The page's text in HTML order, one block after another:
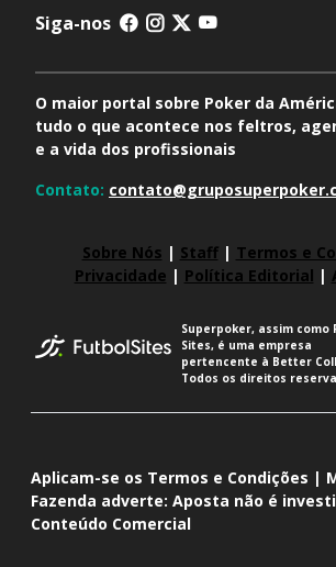
Siga-nos
O maior portal sobre Poker da
tudo o que acontece nos feltros,
e a vida dos profissionais
Contato:
Sobre Nós | Staff| Termos e
Privacidade | Política Editorial |
Superpoker, assim como
Sites, é uma empresa
pertencente à Better
Todos os direitos
Aplicam-se os Termos e Condições |
Fazenda adverte: Aposta não é
Conteúdo Comercial